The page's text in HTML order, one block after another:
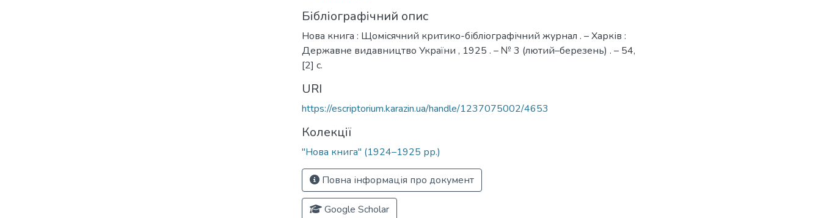
Бібліографічний опис
Нова книга : Щомісячний критико-бібліографічний журнал . – Харків :
Державне видавництво України , 1925 . – № 3 (лютий–березень) . – 54,
[2] с.
URI
https://escriptorium.karazin.ua/handle/1237075002/4653
Колекції
"Нова книга" (1924–1925 рр.)
Повна інформація про документ
Google Scholar